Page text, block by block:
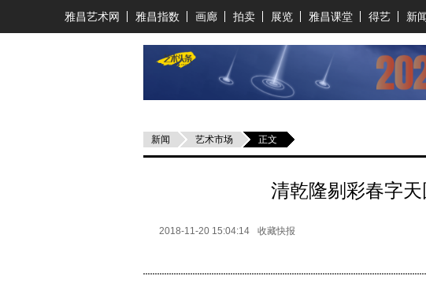
雅昌艺术网 雅昌指数 画廊 拍卖 展览 雅昌课堂 得艺 新
新闻 艺术市场 正文
清乾隆剔彩春字
2018-11-20 15:04:14 收藏快报